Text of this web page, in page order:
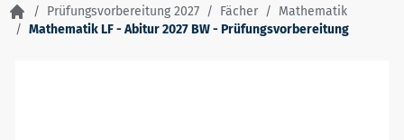
/ Prüfungsvorbereitung 2027 / Fächer / Mathematik
/ Mathematik LF - Abitur 2027 BW - Prüfungsvorbereitung